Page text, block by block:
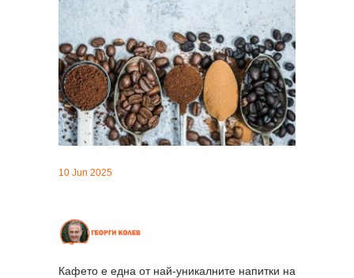
10 Jun 2025
Кафето е една от най-уникалните напитки на